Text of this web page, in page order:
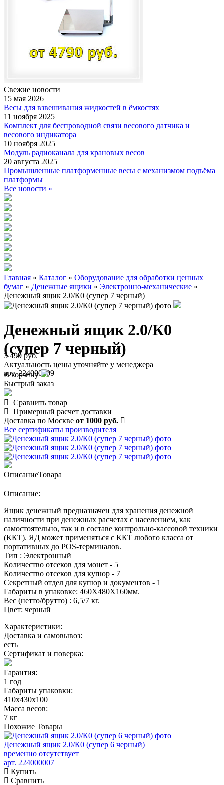
Свежие новости
15 мая 2026
Весы для взвешивания жидкостей в ёмкостях
11 ноября 2025
Комплект для беспроводной связи весового датчика и
весового индикатора
10 ноября 2025
Модуль радиоканала для крановых весов
20 августа 2025
Промышленные платформенные весы с механизмом подъёма
платформы
Все новости »
Главная » Каталог » Оборудование для обработки ценных
бумаг » Денежные ящики » Электронно-механические »
Денежный ящик 2.0/К0 (супер 7 черный)
Денежный ящик 2.0/К0
(супер 7 черный)
арт. 224000009
3 499 руб.
Актуальность цены уточняйте у менеджера
В корзину
Быстрый заказ
Сравнить товар
Примерный расчет доставки
Доставка по Москве от 1000 руб.
Все сертификаты производителя
ОписаниеТовара
Описание:
Ящик денежный предназначен для хранения денежной
наличности при денежных расчетах с населением, как
самостоятельно, так и в составе контрольно-кассовой техники
(ККТ). ЯД может применяться с ККТ любого класса от
портативных до POS-терминалов.
Тип : Электронный
Количество отсеков для монет - 5
Количество отсеков для купюр - 7
Секретный отдел для купюр и документов - 1
Габариты в упаковке: 460Х480Х160мм.
Вес (нетто/брутто) : 6,5/7 кг.
Цвет: черный
Характеристики:
Доставка и самовывоз:
есть
Сертификат и поверка:
Гарантия:
1 год
Габариты упаковки:
410х430х100
Масса весов:
7 кг
Похожие Товары
Денежный ящик 2.0/К0 (супер 6 черный)
временно отсутствует
арт. 224000007
Купить
Сравнить